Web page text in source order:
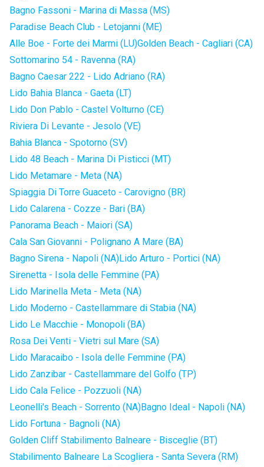
Bagno Fassoni - Marina di Massa (MS)
Paradise Beach Club - Letojanni (ME)
Alle Boe - Forte dei Marmi (LU)Golden Beach - Cagliari (CA)
Sottomarino 54 - Ravenna (RA)
Bagno Caesar 222 - Lido Adriano (RA)
Lido Bahia Blanca - Gaeta (LT)
Lido Don Pablo - Castel Volturno (CE)
Riviera Di Levante - Jesolo (VE)
Bahia Blanca - Spotorno (SV)
Lido 48 Beach - Marina Di Pisticci (MT)
Lido Metamare - Meta (NA)
Spiaggia Di Torre Guaceto - Carovigno (BR)
Lido Calarena - Cozze - Bari (BA)
Panorama Beach - Maiori (SA)
Cala San Giovanni - Polignano A Mare (BA)
Bagno Sirena - Napoli (NA)Lido Arturo - Portici (NA)
Sirenetta - Isola delle Femmine (PA)
Lido Marinella Meta - Meta (NA)
Lido Moderno - Castellammare di Stabia (NA)
Lido Le Macchie - Monopoli (BA)
Rosa Dei Venti - Vietri sul Mare (SA)
Lido Maracaibo - Isola delle Femmine (PA)
Lido Zanzibar - Castellammare del Golfo (TP)
Lido Cala Felice - Pozzuoli (NA)
Leonelli's Beach - Sorrento (NA)Bagno Ideal - Napoli (NA)
Lido Fortuna - Bagnoli (NA)
Golden Cliff Stabilimento Balneare - Bisceglie (BT)
Stabilimento Balneare La Scogliera - Santa Severa (RM)